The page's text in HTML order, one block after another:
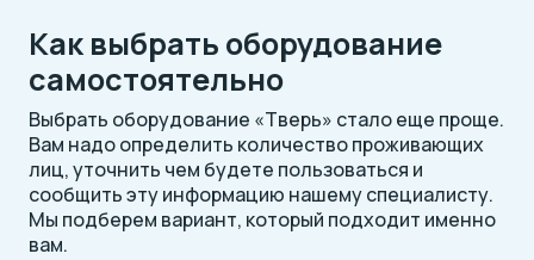
Как выбрать оборудование
самостоятельно
Выбрать оборудование «Тверь» стало еще проще.
Вам надо определить количество проживающих
лиц, уточнить чем будете пользоваться и
сообщить эту информацию нашему специалисту.
Мы подберем вариант, который подходит именно
вам.